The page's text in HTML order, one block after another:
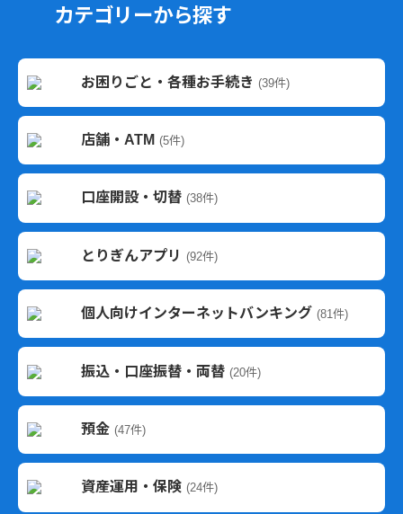
カテゴリーから探す
お困りごと・各種お手続き (39件)
店舗・ATM (5件)
口座開設・切替 (38件)
とりぎんアプリ (92件)
個人向けインターネットバンキング (81件)
振込・口座振替・両替 (20件)
預金 (47件)
資産運用・保険 (24件)